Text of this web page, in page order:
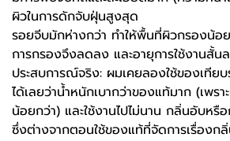
ผิวในการดักจับฝุ่นสูงสุด
รอยจีบมักห่างกว่า ทำให้พื้นที่ผิวกรองน้อ
การกรองจึงลดลง และอายุการใช้งานสั้น
ประสบการณ์จริง: ผมเคยลองใช้ของเทีย
ได้เลยว่าน้ำหนักเบากว่าของแท้มาก (เพร
น้อยกว่า) และใช้งานไปไม่นาน กลิ่นอับห
ซึ่งต่างจากตอนใช้ของแท้ที่จัดการเรื่องก